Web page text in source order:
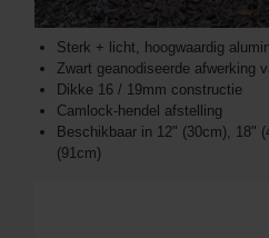
Sterk + licht, hoogwaardig
Zwart geanodiseerde afwerking
Dikke 16 / 19mm constructie
Camlock-hendel afstelling
Beschikbaar in 12" (30cm), 18"
(91cm)